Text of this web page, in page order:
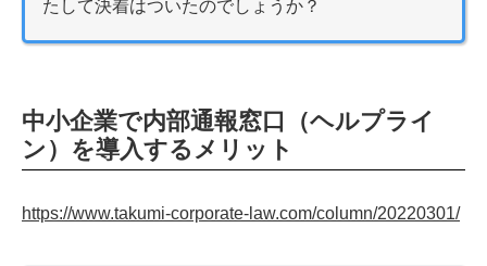
たして決着はついたのでしょうか？
中小企業で内部通報窓口（ヘルプライ
ン）を導入するメリット
https://www.takumi-corporate-law.com/column/20220301/